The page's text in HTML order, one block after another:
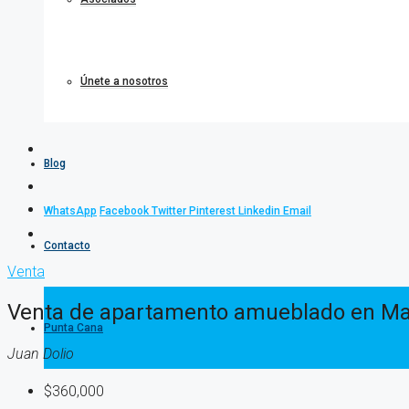
Únete a nosotros
Blog
Contacto
Punta Cana
WhatsApp Facebook Twitter Pinterest Linkedin Email
Venta
Venta de apartamento amueblado en
Juan Dolio
$360,000